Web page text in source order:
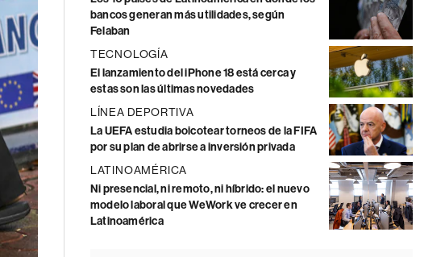
bancos generan más utilidades, según
Felaban
TECNOLOGÍA
El lanzamiento del iPhone 18 está cerca y
estas son las últimas novedades
LÍNEA DEPORTIVA
La UEFA estudia boicotear torneos de la FIFA
por su plan de abrirse a inversión privada
LATINOAMÉRICA
Ni presencial, ni remoto, ni híbrido: el nuevo
modelo laboral que WeWork ve crecer en
Latinoamérica